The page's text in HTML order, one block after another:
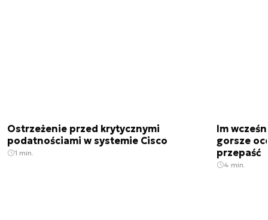
Ostrzeżenie przed krytycznymi
podatnościami w systemie Cisco
1 min.
Im
gorsze
przepaść
4 min.